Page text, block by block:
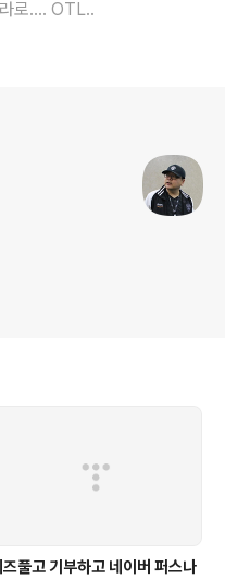
로.... OTL..
풀고 기부하고 네이버 퍼스나